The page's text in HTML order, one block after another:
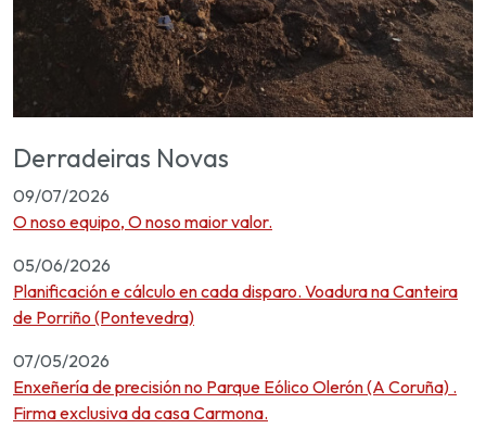
Derradeiras Novas
09/07/2026
O noso equipo, O noso maior valor.
05/06/2026
Planificación e cálculo en cada disparo. Voadura na Canteira
de Porriño (Pontevedra)
07/05/2026
Enxeñería de precisión no Parque Eólico Olerón (A Coruña) .
Firma exclusiva da casa Carmona.